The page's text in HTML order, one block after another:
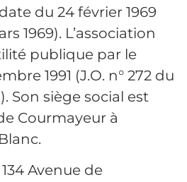
du 24 février 1969
1969). L’association
publique par le
1991 (J.O. n° 272 du
Son siège social est
Courmayeur à
Avenue de